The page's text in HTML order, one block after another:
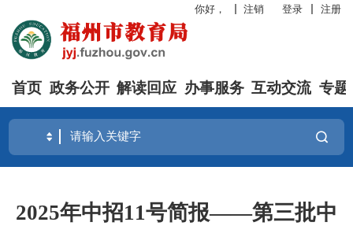
你好， 注销 登录 注册
首页 政务公开 解读回应 办事服务 互动交流 专题
2025年中招11号简报——第三批中